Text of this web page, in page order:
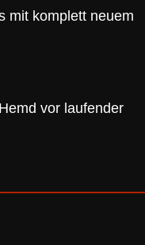
mit komplett neuem
vor laufender